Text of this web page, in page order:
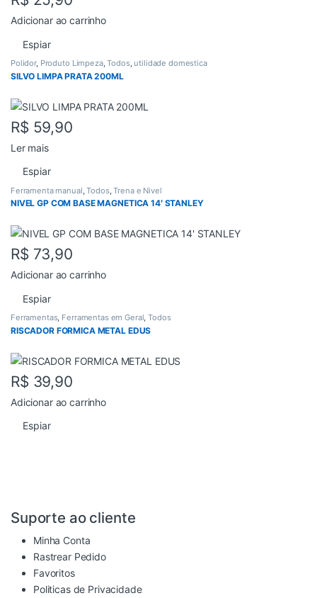
Adicionar ao carrinho
Espiar
Polidor, Produto Limpeza,Todos, utilidade domestica
SILVO LIMPA PRATA 200ML
R$ 59,90
Ler mais
Espiar
Ferramenta manual ,Todos,Trena e Nivel
NIVEL GP COM BASE MAGNETICA 14′ STANLEY
R$ 73,90
Adicionar ao carrinho
Espiar
Ferramentas, Ferramentas em Geral,Todos
RISCADOR FORMICA METAL EDUS
R$ 39,90
Adicionar ao carrinho
Espiar
Suporte ao cliente
Minha Conta
Rastrear Pedido
Favoritos
Politicas de Privacidade